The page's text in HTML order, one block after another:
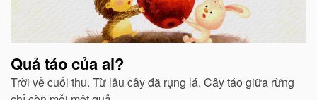
Quả táo của ai?
Trời về cuối thu. Từ lâu cây đã rụng lá. Cây táo giữa rừng